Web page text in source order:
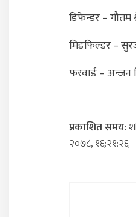
डिफेन्डर – गौतम
मिडफिल्डर –
फरवार्ड – अन्जन
प्रकाशित समय:
२०७८, १६:२१:२६